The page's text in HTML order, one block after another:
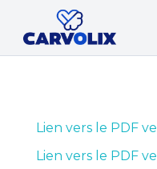
Lien vers le PDF
Lien vers le PDF